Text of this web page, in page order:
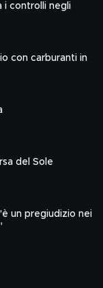
i controlli negli
con carburanti in
del Sole
un pregiudizio nei